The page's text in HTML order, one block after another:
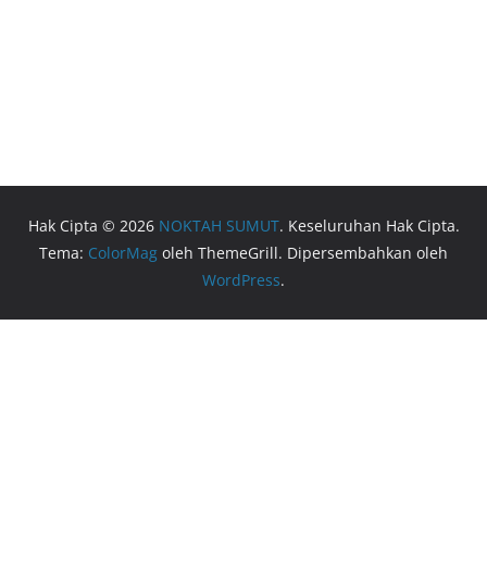
Hak Cipta © 2026 NOKTAH SUMUT. Keseluruhan Hak Cipta.
Tema: ColorMag oleh ThemeGrill. Dipersembahkan oleh
WordPress.